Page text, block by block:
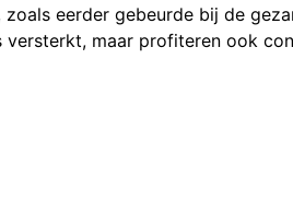
eerder gebeurde bij de
maar profiteren ook